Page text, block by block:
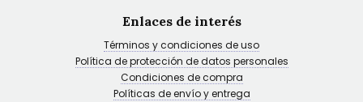
Enlaces de interés
Términos y condiciones de uso
Política de protección de datos personales
Condiciones de compra
Políticas de envío y entrega